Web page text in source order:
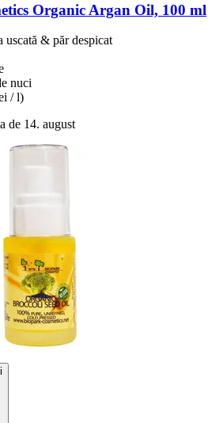
Organic Argan Oil, 100 ml
uscată & păr despicat
nuci
/ l)
de 14. august